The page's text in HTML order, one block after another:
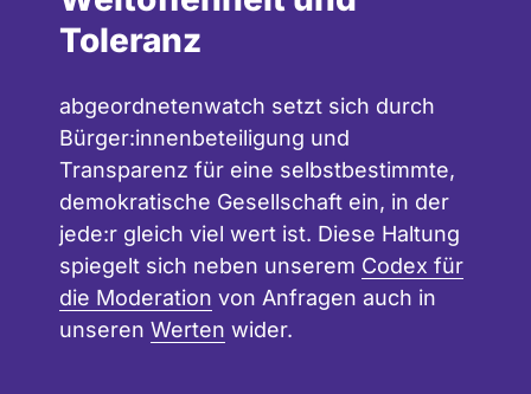
Toleranz
abgeordnetenwatch setzt sich durch
Bürger:innenbeteiligung und
Transparenz für eine selbstbestimmte,
demokratische Gesellschaft ein, in der
jede:r gleich viel wert ist. Diese Haltung
spiegelt sich neben unserem Codex für
die Moderation von Anfragen auch in
unseren Werten wider.